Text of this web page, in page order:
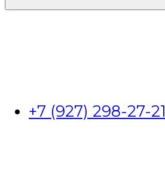
+7 (927) 298-27-21